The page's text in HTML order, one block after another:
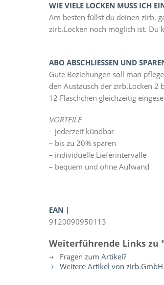
WIE VIELE LOCKEN MUSS ICH
Am besten füllst du deinen zirb.
zirb.Locken noch möglich ist. Du
ABO ABSCHLIESSEN UND
Gute Beziehungen soll man
den Austausch der zirb.Locken 2
12 Fläschchen gleichzeitig
VORTEILE
– jederzeit kündbar
– bis zu 20% sparen
– individuelle Lieferintervalle
– bequem und ohne Aufwand
EAN |
9120090950113
Weiterführende Links
Fragen zum Artikel?
Weitere Artikel von zirb.GmbH